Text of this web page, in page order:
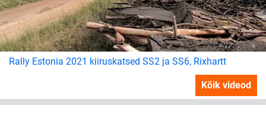
Rally Estonia 2021 kiiruskatsed SS2 ja SS6, Rixhartt
Kõik videod